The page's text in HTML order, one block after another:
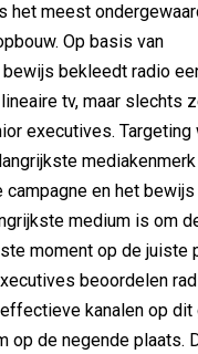
het meest
Op basis van
bekleedt radio
tv, maar slechts
executives. Targeting
campagne en het
medium is om
moment op de juiste
beoordelen
kanalen op dit
op de negende plaats.